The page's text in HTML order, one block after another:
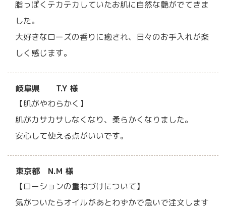
脂っぽくテカテカしていたお肌に自然な艶がでてきま
した。
大好きなローズの香りに癒され、日々のお手入れが楽
しく感じます。
岐阜県 T.Y 様
【肌がやわらかく】
肌がカサカサしなくなり、柔らかくなりました。
安心して使える点がいいです。
東京都 N.M 様
【ローションの重ねづけについて】
気がついたらオイルがあとわずかで急いで注文します